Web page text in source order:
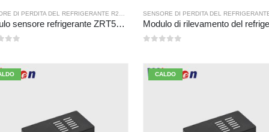
SENSORE DEL GAS REFRIGERANTE
Modulo sensore refrigerante ZRT510E-R290
CALDO